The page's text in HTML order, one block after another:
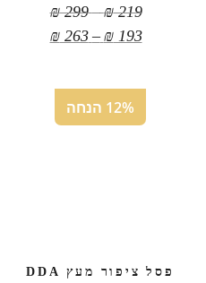
₪219
–
₪299 טווח
₪193
–
₪263
12% הנחה
פסל ציפור מעץ DDA